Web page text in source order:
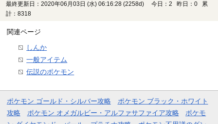
最終更新日：2020年06月03日 (水) 06:16:28 (2258d)
今日：2 昨日：0 累
計：8318
関連ページ
しんか
一般アイテム
伝説のポケモン
ポケモン ゴールド・シルバー攻略
ポケモン ブラック・ホワイト
攻略
ポケモン オメガルビー・アルファサファイア攻略
ポケモ